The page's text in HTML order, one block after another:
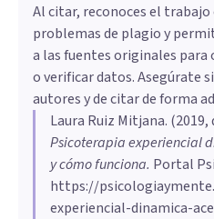
Al citar, reconoces el
problemas de plagio y
a las fuentes originales
o verificar datos. Asegúrate
autores y de citar de forma
Laura Ruiz Mitjana. (
Psicoterapia experiencial
y cómo funciona. Portal
https://
experiencial-dinamica-